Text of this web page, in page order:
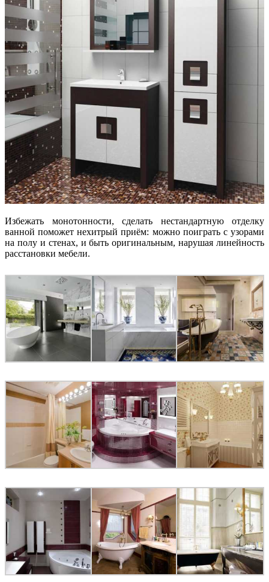
Избежать монотонности, сделать нестандартную отделку
ванной поможет нехитрый приём: можно поиграть с узорами
на полу и стенах, и быть оригинальным, нарушая линейность
расстановки мебели.